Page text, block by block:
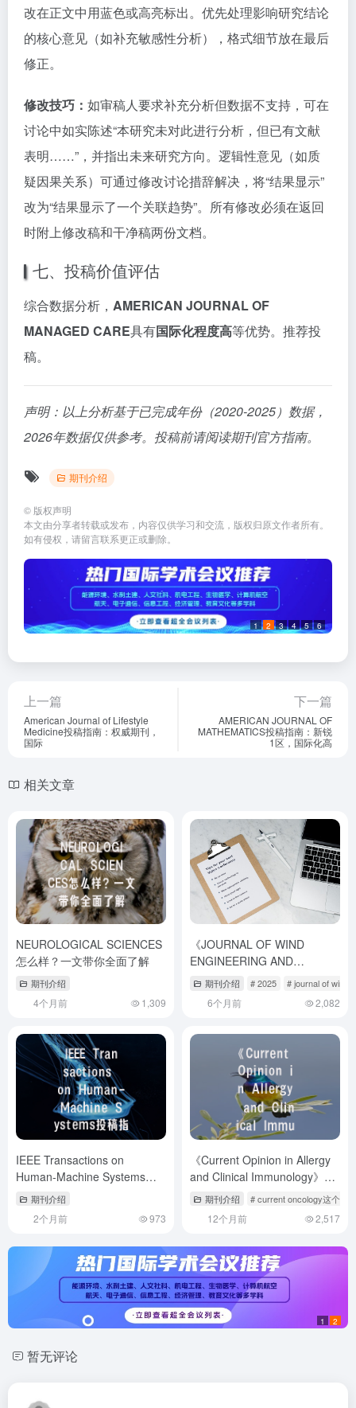
改在正文中用蓝色或高亮标出。优先处理影响研究结论
的核心意见（如补充敏感性分析），格式细节放在最后
修正。
修改技巧： 如审稿人要求补充分析但数据不支持，可在
讨论中如实陈述“本研究未对此进行分析，但已有文献
表明……”，并指出未来研究方向。逻辑性意见（如质
疑因果关系）可通过修改讨论措辞解决，将“结果显示”
改为“结果显示了一个关联趋势”。所有修改必须在返回
时附上修改稿和干净稿两份文档。
七、投稿价值评估
综合数据分析， AMERICAN JOURNAL OF
MANAGED CARE具有国际化程度高等优势。推荐投
稿。
声明：以上分析基于已完成年份（2020-2025）数据，
2026年数据仅供参考。投稿前请阅读期刊官方指南。
期刊介绍
© 版权声明
本文由分享者转载或发布，内容仅供学习和交流，版权归原文作者所有。
如有侵权，请留言联系更正或删除。
1 2 3 4 5 6
上一篇
American Journal of Lifestyle
Medicine投稿指南：权威期刊，
国际
下一篇
AMERICAN JOURNAL OF
MATHEMATICS投稿指南：新锐
1区，国际化高
相关文章
NEUROLOGICAL SCIENCES
怎么样？一文带你全面了解
期刊介绍
4个月前 1,309
《JOURNAL OF WIND
ENGINEERING AND
INDUSTRIAL
投吗？
期刊介绍 # 2025 # journal of wind
6个月前 2,082
IEEE Transactions on
Human-Machine Systems投
稿指南：权威期
期刊介绍
2个月前 973
《Current Opinion in Allergy
and Clinical Immunology》期
刊解读-临床研究者的投稿必修
期刊介绍 # current oncology这个杂
12个月前 2,517
1 2
暂无评论